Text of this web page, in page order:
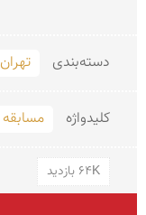
دسته‌بندی تهران
کلید‌واژه مسابقه
64K بازدید